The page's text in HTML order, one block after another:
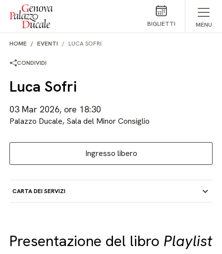
Salta al contenuto
BIGLIETTI MENU
HOME EVENTI LUCA SOFRI
CONDIVIDI
Luca Sofri
03 Mar 2026, ore 18:30
Palazzo Ducale, Sala del Minor Consiglio
Ingresso libero
CARTA DEI SERVIZI
Presentazione del libro Playlist